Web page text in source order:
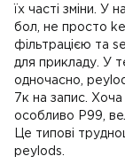
їх часті зміни. У
бол, не просто
фільтрацією та
для прикладу. У
одночасно,
7к на запис.
особливо P99,
Це типові
peylods.